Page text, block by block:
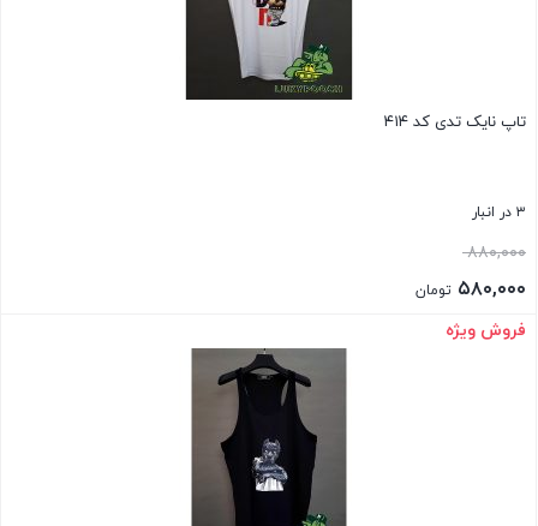
تاپ نایک تدی کد ۴۱۴
۳ در انبار
۸۸۰,۰۰۰قیمت
اصلی:۵۸۰,۰۰۰ تومان
قیمت
بستن
فروش ویژه